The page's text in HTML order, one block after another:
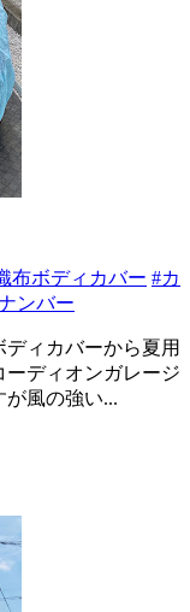
布ボディカバー #カ
ンバー
ィカバーから夏用
ディオンガレージ
風の強い...